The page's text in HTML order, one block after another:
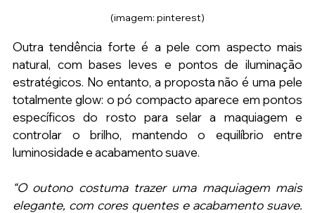
(imagem: pinterest)
Outra tendência forte é a pele com aspecto mais
natural, com bases leves e pontos de iluminação
estratégicos. No entanto, a proposta não é uma pele
totalmente glow: o pó compacto aparece em pontos
específicos do rosto para selar a maquiagem e
controlar o brilho, mantendo o equilíbrio entre
luminosidade e acabamento suave.
“O outono costuma trazer uma maquiagem mais
elegante, com cores quentes e acabamento suave.